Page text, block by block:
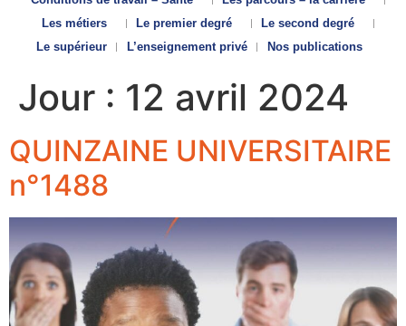
Les métiers
Le premier degré
Le second degré
Le supérieur
L’enseignement privé Nos publications
Jour : 12 avril 2024
QUINZAINE UNIVERSITAIRE
n°1488